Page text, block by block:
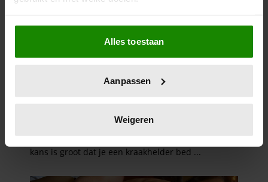
Als u het toestaat, willen we ook graag:
Informatie verzamelen over uw geografische
locatie, die tot een paar meter nauwkeurig kan zijn
scannen op specifieke eigenschappen (fingerprinting)
verwerkt en stel uw voorkeuren in het
intrekken in de Cookieverklaring.
We gebruiken cookies om content en advertenties te
Alles toestaan
Aanpassen
Weigeren